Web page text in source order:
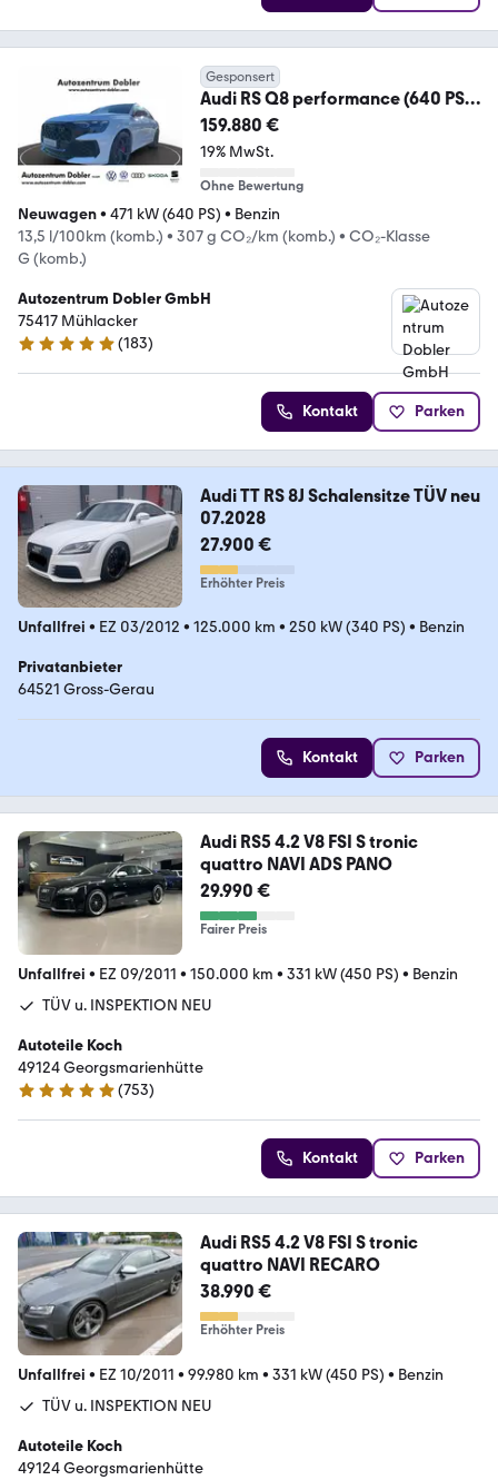
Gesponsert
Audi RS Q8 performance (640 PS)
AHK,ACC,Keramik,23"
159.880 €
19% MwSt.
Ohne Bewertung
Neuwagen• 471 kW (640 PS) • Benzin
13,5 l/100km (komb.) • 307 g CO₂/km (komb.) • CO₂-Klasse
G (komb.)
Autozentrum Dobler GmbH
75417 Mühlacker
4.8 Sterne
(183)
Kontakt Parken
Audi TT RS 8J Schalensitze TÜV neu
07.2028
27.900 €
Erhöhter Preis
Unfallfrei • EZ 03/2012 • 125.000 km • 250 kW (340 PS) • Benzin
Privatanbieter
64521 Gross-Gerau
Kontakt Parken
Audi RS5 4.2 V8 FSI S tronic
quattro NAVI ADS PANO
29.990 €
Fairer Preis
Unfallfrei • EZ 09/2011 • 150.000 km • 331 kW (450 PS) • Benzin
TÜV u. INSPEKTION NEU
Autoteile Koch
49124 Georgsmarienhütte
4.9 Sterne
(753)
Kontakt Parken
Audi RS5 4.2 V8 FSI S tronic
quattro NAVI RECARO
38.990 €
Erhöhter Preis
Unfallfrei • EZ 10/2011 • 99.980 km • 331 kW (450 PS) • Benzin
TÜV u. INSPEKTION NEU
Autoteile Koch
49124 Georgsmarienhütte